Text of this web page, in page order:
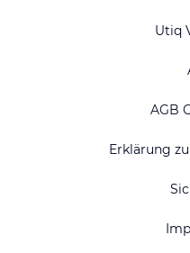
Utiq
AGB
Erklärung